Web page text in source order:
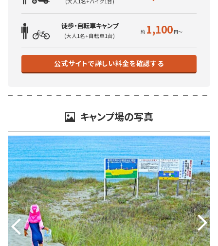
徒歩・自転車キャンプ
(大人1名+自転車1台) 1,100
公式サイトで詳しい料金を確認する
キャンプ場の写真